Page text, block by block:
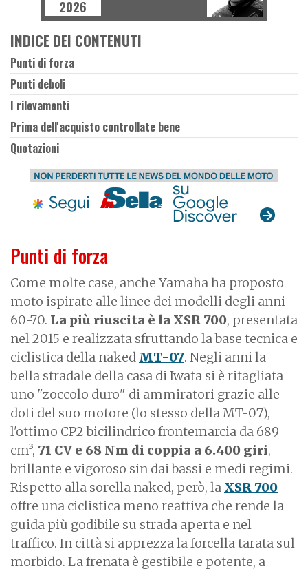
Punti di forza
Come molte case, anche Yamaha ha proposto
moto ispirate alle linee dei modelli degli anni
60-70. La più riuscita è la XSR 700, presentata
nel 2015 e realizzata sfruttando la base tecnica e
ciclistica della naked MT-07. Negli anni la
bella stradale della casa di Iwata si è ritagliata
uno "zoccolo duro" di ammiratori grazie alle
doti del suo motore (lo stesso della MT-07),
l'ottimo CP2 bicilindrico frontemarcia da 689
cm³, 71 CV e 68 Nm di coppia a 6.400 giri,
brillante e vigoroso sin dai bassi e medi regimi.
Rispetto alla sorella naked, però, la XSR 700
offre una ciclistica meno reattiva che rende la
guida più godibile su strada aperta e nel
traffico. In città si apprezza la forcella tarata sul
morbido. La frenata è gestibile e potente, a
2026
INDICE DEI CONTENUTI
Punti di forza
Punti deboli
I rilevamenti
Prima dell'acquisto controllate bene
Quotazioni